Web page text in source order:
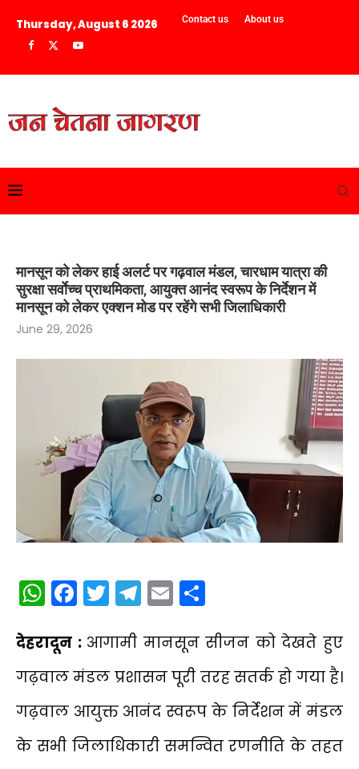
Thursday, August 6 2026 Contact us About us
मानसून को लेकर हाई अलर्ट पर गढ़वाल मंडल, चारधाम यात्रा की
सुरक्षा सर्वाेच्च प्राथमिकता, आयुक्त आनंद स्वरूप के निर्देशन में
मानसून को लेकर एक्शन मोड पर रहेंगे सभी जिलाधिकारी
June 29, 2026
WhatsApp
Facebook
Twitter
Telegram
Email
देहरादून : आगामी मानसून सीजन को देखते हुए
गढ़वाल मंडल प्रशासन पूरी तरह सतर्क हो गया है।
गढ़वाल आयुक्त आनंद स्वरूप के निर्देशन में मंडल
के सभी जिलाधिकारी समन्वित रणनीति के तहत